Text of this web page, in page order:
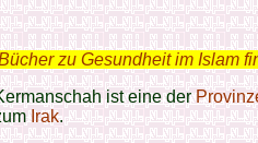
zu Gesundheit im Islam
ist eine der
Irak.